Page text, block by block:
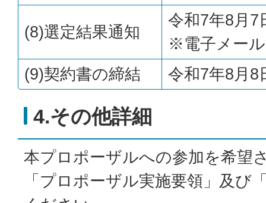
(8)選定結果通知
令和7年8月7
※電子メー
(9)契約書の締結
令和7年8月8
4.その他詳細
本プロポーザルへの参加を希望
「プロポーザル実施要領」及び